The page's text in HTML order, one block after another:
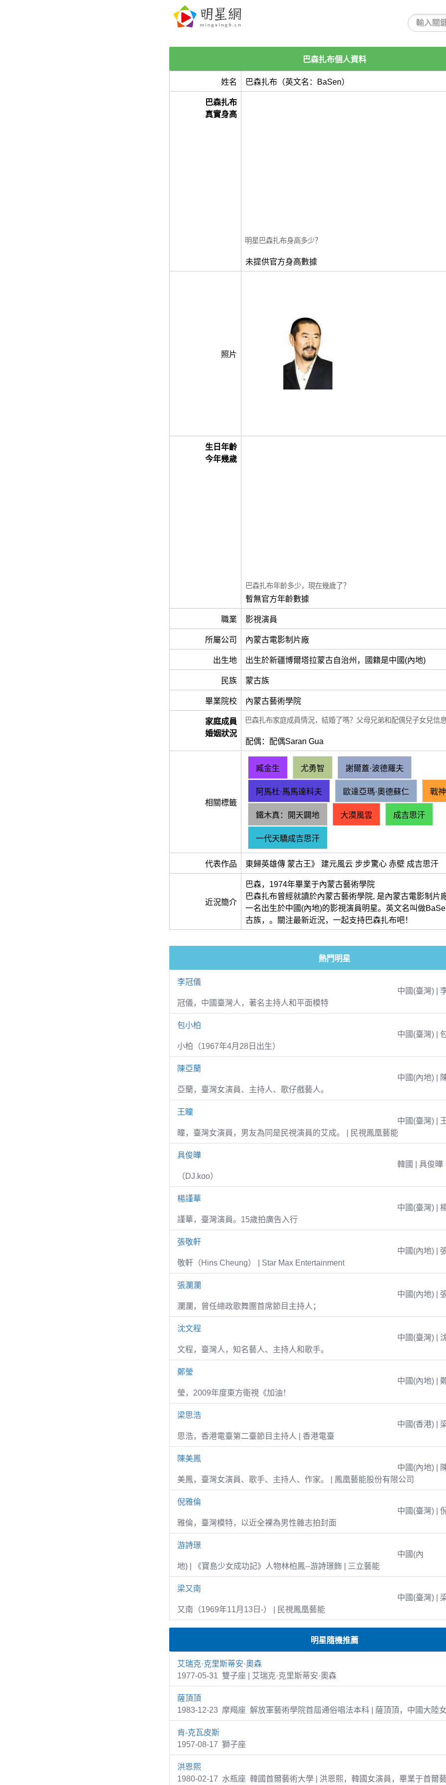
巴森扎布個人資料
姓名 巴森扎布（英文名：BaSen）
巴森扎布
真實身高
明星巴森扎布身高多少？
未提供官方身高數據
照片
生日年齡
今年幾歲
巴森扎布年齡多少，現在幾歲了？
暫無官方年齡數據
職業 影視演員
所屬公司 內蒙古電影制片廠
出生地 出生於新疆博爾塔拉蒙古自治州，國籍是中國(內地)
民族 蒙古族
畢業院校 內蒙古藝術學院
家庭成員
婚姻狀況
巴森扎布家庭成員情況，結婚了嗎？父母兄弟和配偶兒子女兒信
配偶：配偶Saran Gua
相關標籤
臧金生 尤勇智 謝爾蓋·波德羅夫
阿馬杜·馬馬達科夫 歐達亞瑪·奧德蘇仁 戰
鐵木真：開天闢地 大漠風雲 成吉思汗
一代天驕成吉思汗
代表作品 東歸英雄傳 蒙古王》 建元風云 步步驚心 赤壁 成吉思汗
近況簡介
巴森，1974年畢業于內蒙古藝術學院
巴森扎布曾經就讀於內蒙古藝術學院, 是內蒙古電影制片
一名出生於中國(內地)的影視演員明星。英文名叫做
古族，。關注最新近況，一起支持巴森扎布吧！
熱門明星
李冠儀
中國(臺灣) |
冠儀，中國臺灣人，著名主持人和平面模特
包小柏
中國(臺灣) |
小柏（1967年4月28日出生）
陳亞蘭
中國(內地) |
亞蘭，臺灣女演員、主持人、歌仔戲藝人。
王瞳
中國(臺灣) |
瞳，臺灣女演員，男友為同是民視演員的艾成。 | 民視鳳凰藝能
具俊曄
韓國 | 具俊曄
（DJ.koo）
楊謹華
中國(臺灣) |
謹華，臺灣演員。15歲拍廣告入行
張敬軒
中國(內地) |
敬軒（Hins Cheung） | Star Max Entertainment
張瀾瀾
中國(內地) |
瀾瀾，曾任總政歌舞團首席節目主持人；
沈文程
中國(臺灣) |
文程，臺灣人，知名藝人、主持人和歌手。
鄭瑩
中國(內地) |
瑩，2009年度東方衛視《加油！
梁思浩
中國(香港) |
思浩，香港電臺第二臺節目主持人 | 香港電臺
陳美鳳
中國(內地) |
美鳳，臺灣女演員、歌手、主持人、作家。 | 鳳凰藝能股份有限公司
倪雅倫
中國(臺灣) |
雅倫，臺灣模特，以近全裸為男性雜志拍封面
游詩璟
中國(內
地) | 《寶島少女成功記》人物林柏鳳--游詩璟飾 | 三立藝能
梁又南
中國(臺灣) |
又南（1969年11月13日-） | 民視鳳凰藝能
明星隨機推薦
艾瑞克·克里斯蒂安·奧森
1977-05-31 雙子座 | 艾瑞克·克里斯蒂安·奧森
薩頂頂
1983-12-23 摩羯座 解放軍藝術學院首屆通俗唱法本科 | 薩頂頂，中國大陸
肯-克瓦皮斯
1957-08-17 獅子座
洪恩熙
1980-02-17 水瓶座 韓國首爾藝術大學 | 洪恩熙，韓國女演員，畢業于首爾